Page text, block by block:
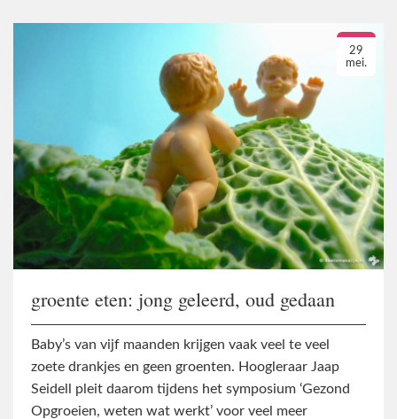
29
mei.
groente eten: jong geleerd, oud gedaan
Baby’s van vijf maanden krijgen vaak veel te veel
zoete drankjes en geen groenten. Hoogleraar Jaap
Seidell pleit daarom tijdens het symposium ‘Gezond
Opgroeien, weten wat werkt’ voor veel meer